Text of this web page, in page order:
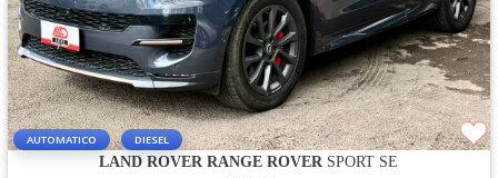
AUTOMATICO DIESEL
LAND ROVER RANGE ROVERSPORT SE